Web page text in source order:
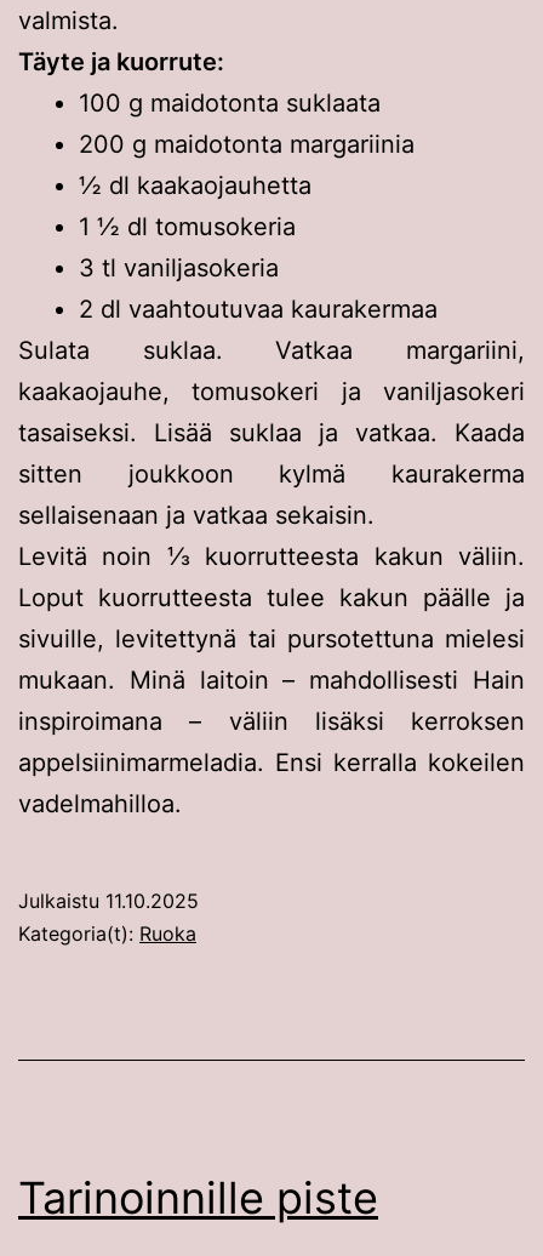
valmista.
Täyte ja kuorrute:
100 g maidotonta suklaata
200 g maidotonta margariinia
½ dl kaakaojauhetta
1 ½ dl tomusokeria
3 tl vaniljasokeria
2 dl vaahtoutuvaa kaurakermaa
Sulata suklaa. Vatkaa margariini,
kaakaojauhe, tomusokeri ja vaniljasokeri
tasaiseksi. Lisää suklaa ja vatkaa. Kaada
sitten joukkoon kylmä kaurakerma
sellaisenaan ja vatkaa sekaisin.
Levitä noin ⅓ kuorrutteesta kakun väliin.
Loput kuorrutteesta tulee kakun päälle ja
sivuille, levitettynä tai pursotettuna mielesi
mukaan. Minä laitoin – mahdollisesti Hain
inspiroimana – väliin lisäksi kerroksen
appelsiinimarmeladia. Ensi kerralla kokeilen
vadelmahilloa.
Julkaistu 11.10.2025
Kategoria(t): Ruoka
Tarinoinnille piste